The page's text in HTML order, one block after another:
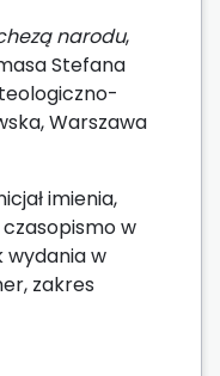
narodu,
Stefana
Warszawa
imienia,
czasopismo w
wydania w
zakres